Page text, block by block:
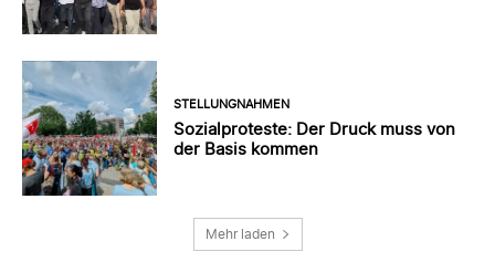
STELLUNGNAHMEN
Sozialproteste: Der Druck muss von
der Basis kommen
Mehr laden